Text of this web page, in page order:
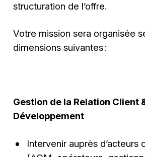
structuration de l’offre.
Votre mission sera organisée
dimensions suivantes :
Gestion de la Relation Client
Développement
Intervenir auprès d’acteurs